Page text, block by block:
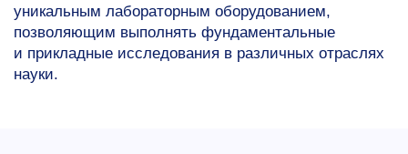
уникальным лабораторным оборудованием,
позволяющим выполнять фундаментальные
и прикладные исследования в различных отраслях
науки.